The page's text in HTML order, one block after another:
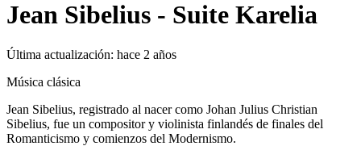
Jean Sibelius - Suite Karelia
Última actualización: hace 2 años
Música clásica
Jean Sibelius, registrado al nacer como Johan Julius Christian
Sibelius​, fue un compositor y violinista finlandés de finales del
Romanticismo y comienzos del Modernismo.